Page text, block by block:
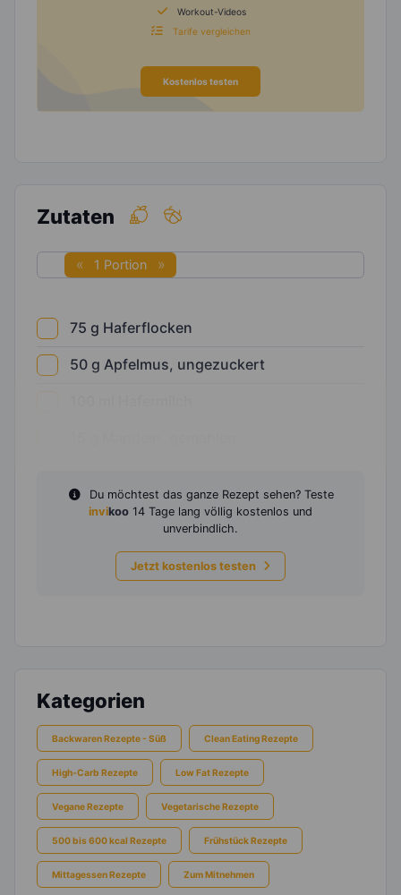
Workout-Videos
Tarife vergleichen
Kostenlos testen
Zutaten
1 Portion
75 g Haferflocken
50 g Apfelmus, ungezuckert
Du möchtest das ganze Rezept sehen? Teste
invikoo 14 Tage lang völlig kostenlos und
unverbindlich.
Jetzt kostenlos testen
Kategorien
Backwaren Rezepte - Süß Clean Eating Rezepte
High-Carb Rezepte Low Fat Rezepte
Vegane Rezepte Vegetarische Rezepte
500 bis 600 kcal Rezepte Frühstück Rezepte
Mittagessen Rezepte Zum Mitnehmen